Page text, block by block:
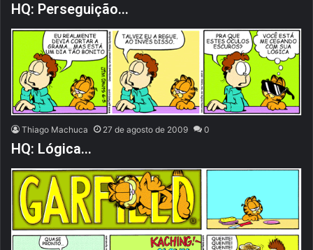
HQ: Perseguição…
Thiago Machuca 27 de agosto de 2009 0
HQ: Lógica…